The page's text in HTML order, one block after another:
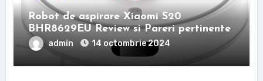
Robot de aspirare Xiaomi S20
BHR8629EU Review si Pareri pertinente
admin 14 octombrie 2024